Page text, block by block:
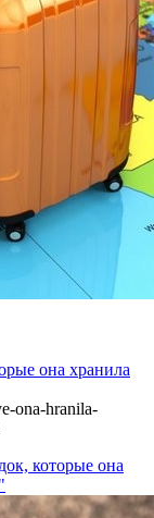
она хранила
ona-hranila-
которые она